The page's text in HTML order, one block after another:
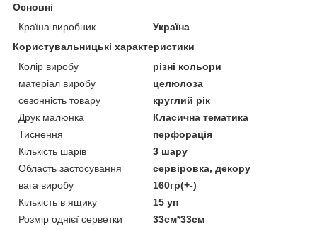
Основні
Країна виробник
Україна
Користувальницькі характеристики
Колір виробу
різні кольори
матеріал виробу
целюлоза
сезонність товару
круглий рік
Друк малюнка
Класична тематика
Тиснення
перфорація
Кількість шарів
3 шару
Область застосування
сервіровка, декору
вага виробу
160гр(+-)
Кількість в ящику
15 уп
Розмір однієї серветки
33см*33см